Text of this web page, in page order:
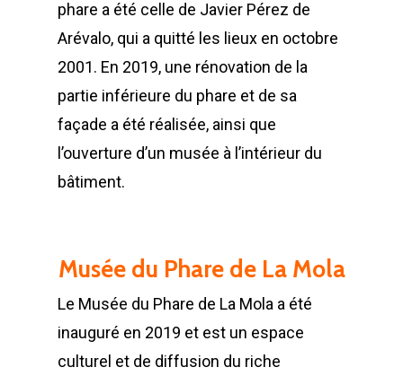
phare a été celle de Javier Pérez de
Arévalo, qui a quitté les lieux en octobre
2001. En 2019, une rénovation de la
partie inférieure du phare et de sa
façade a été réalisée, ainsi que
l’ouverture d’un musée à l’intérieur du
bâtiment.
Musée du Phare de La Mola
Le Musée du Phare de La Mola a été
inauguré en 2019 et est un espace
culturel et de diffusion du riche